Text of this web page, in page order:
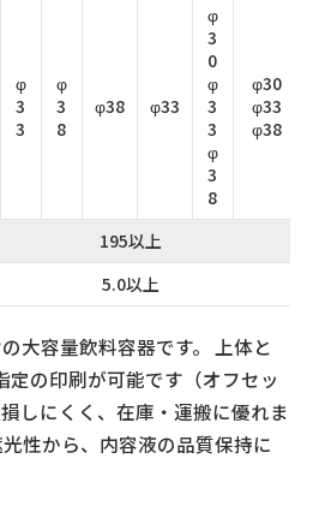
φ
3
3
φ
3
8
φ38 φ33
φ
3
0
φ
3
3
φ
3
8
φ30
φ33
φ38
195以上
5.0以上
大容量飲料容器です。 上体と
定の印刷が可能です（オフセッ
しにくく、在庫・運搬に優れま
性から、内容液の品質保持に